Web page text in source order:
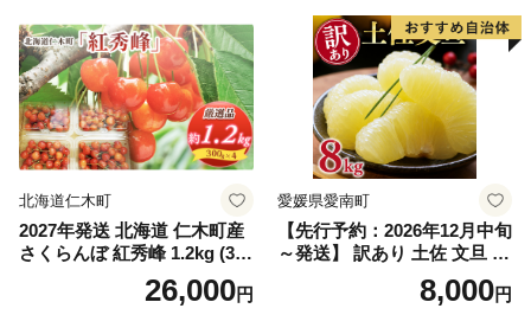
笛吹市 山梨県 フルーツ 果物
ぶどう 葡萄 大粒 シャインマ
スカット おすすめ シャイン
マスカット 贈答 ギフト 産地
笛吹市 シャインマスカット
笛吹 葡萄 国産 ぶどう 人気
国産 1.2kg 先行｜
北海道仁木町
2027年発送 北海道 仁木町産
さくらんぼ 紅秀峰 1.2kg (300
g×4パック) Lサイズ以上 旬
桜桃 産地直送 サクランボ チ
26,000円
愛媛県愛南町
【先行予約：2026年12月中旬
～発送】 訳あり 土佐 文旦 8k
g (Mサイズ以上サイズミック
ス) 8000円 わけあり ぶんた
8,000円